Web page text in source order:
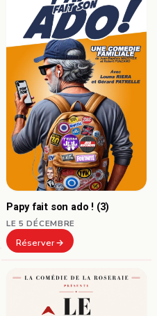
Papy fait son ado ! (3)
LE 5 DÉCEMBRE
Réserver